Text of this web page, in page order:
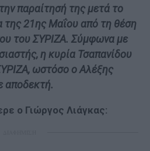
παραίτησή της μετά το
της 21ης Μαΐου από τη θέση
του ΣΥΡΙΖΑ. Σύμφωνα με
η κυρία Τσαπανίδου
ωστόσο ο Αλέξης
αποδεκτή.
ο Γιώργος Λιάγκας: